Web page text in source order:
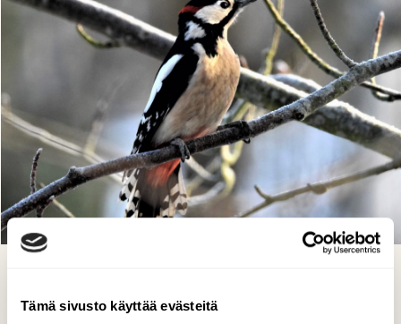
Tämä sivusto käyttää evästeitä
Eetu Savolainen, Kuusankoski 26,11 2018